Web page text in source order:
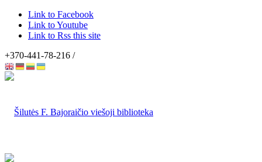
Link to Facebook
Link to Youtube
Link to Rss this site
+370-441-78-216 /